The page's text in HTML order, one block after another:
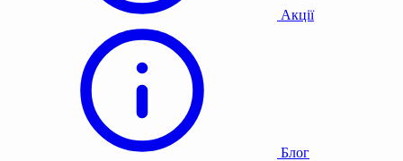
Акції
Блог